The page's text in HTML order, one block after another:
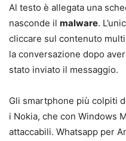
Al testo è allegata una
nasconde il malware.
cliccare sul contenuto
la conversazione dopo
stato inviato il messaggio.
Gli smartphone più colpiti
i Nokia, che con Windows
attaccabili. Whatsapp per